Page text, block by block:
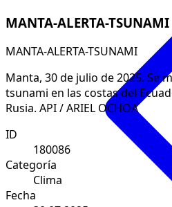
MANTA-ALERTA-TSUNAMI
MANTA-ALERTA-TSUNAMI
Manta, 30 de julio de 2025. Se
tsunami en las costas del
Rusia. API / ARIEL OCHOA
ID
180086
Categoría
Clima
Fecha